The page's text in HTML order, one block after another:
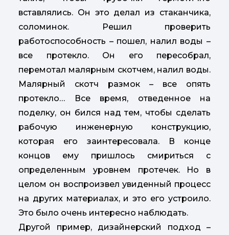
вставлялись. Он это делал из стаканчика,
соломинок. Решил проверить
работоспособность – пошел, налил воды –
все протекло. Он его пересобрал,
перемотал малярным скотчем, налил воды.
Малярный скотч размок – все опять
протекло… Все время, отведенное на
поделку, он бился над тем, чтобы сделать
рабочую инженерную конструкцию,
которая его заинтересовала. В конце
концов ему пришлось смириться с
определенным уровнем протечек. Но в
целом он воспроизвел увиденный процесс
на других материалах, и это его устроило.
Это было очень интересно наблюдать.
Другой пример, дизайнерский подход –